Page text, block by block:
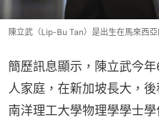
陳立武（Lip-Bu Tan）是出生在馬來西亞
簡歷訊息顯示，陳立武今
人家庭，在新加坡長大，
南洋理工大學物理學學士